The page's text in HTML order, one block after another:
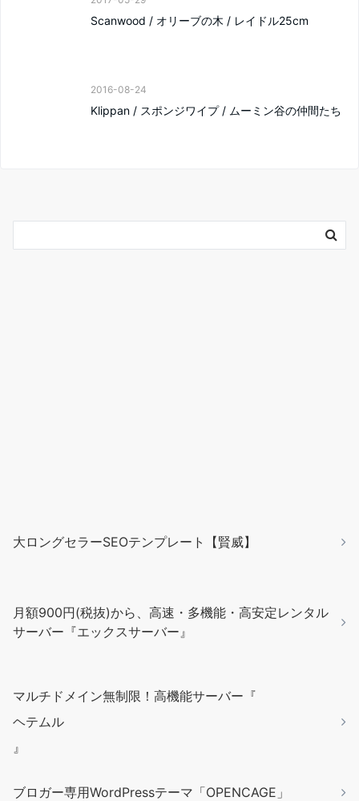
Scanwood / オリーブの木 / レイドル25cm
2016-08-24
Klippan / スポンジワイプ / ムーミン谷の仲間たち
大ロングセラーSEOテンプレート【賢威】
月額900円(税抜)から、高速・多機能・高安定レンタル
サーバー『エックスサーバー』
マルチドメイン無制限！高機能サーバー『
ヘテムル
』
ブロガー専用WordPressテーマ「OPENCAGE」